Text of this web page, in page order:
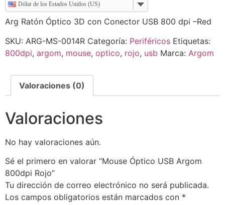
Dólar de los Estados Unidos (US)
Arg Ratón Óptico 3D con Conector USB 800 dpi –Red
SKU: ARG-MS-0014R Categoría: Periféricos Etiquetas:
800dpi, argom, mouse, optico, rojo, usb Marca: Argom
Valoraciones (0)
Valoraciones
No hay valoraciones aún.
Sé el primero en valorar “Mouse Óptico USB Argom
800dpi Rojo”
Tu dirección de correo electrónico no será publicada.
Los campos obligatorios están marcados con *